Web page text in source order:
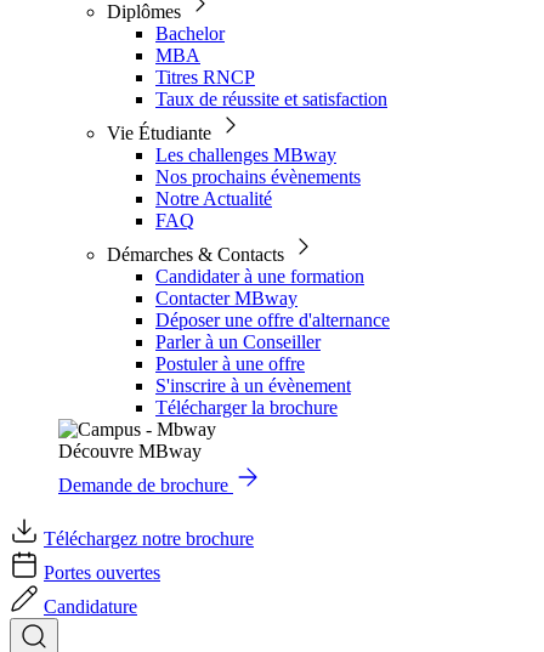
Diplômes
Bachelor
MBA
Titres RNCP
Taux de réussite et satisfaction
Vie Étudiante
Les challenges MBway
Nos prochains évènements
Notre Actualité
FAQ
Démarches & Contacts
Candidater à une formation
Contacter MBway
Déposer une offre d'alternance
Parler à un Conseiller
Postuler à une offre
S'inscrire à un évènement
Télécharger la brochure
Découvre MBway
Demande de brochure
Téléchargez notre brochure
Portes ouvertes
Candidature